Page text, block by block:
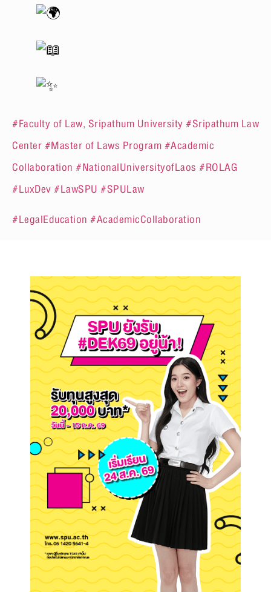
#Faculty of Law, Sripathum University #Sripathum Law
Center #Master of Laws Program #Academic
Collaboration #NationalUniversityofLaos #ROLAG
#LuxDev #LawSPU #SPULaw
#LegalEducation #AcademicCollaboration